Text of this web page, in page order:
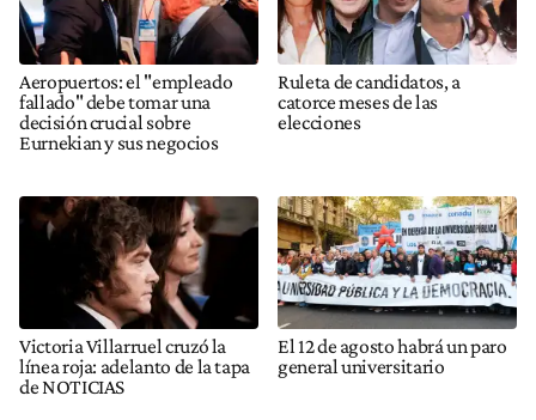
Aeropuertos: el "empleado
fallado" debe tomar una
decisión crucial sobre
Eurnekian y sus negocios
Ruleta de candidatos, a
catorce meses de las
elecciones
Victoria Villarruel cruzó la
línea roja: adelanto de la tapa
de NOTICIAS
El 12 de agosto habrá un paro
general universitario